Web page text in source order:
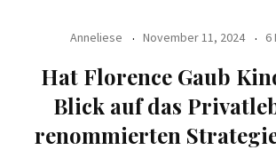
Anneliese November 11, 2024 6
Hat Florence Gaub
Blick auf das
renommierten